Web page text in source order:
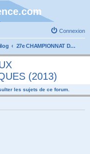
Connexion
27e CHAMPIONNAT DES JEUX MATHEMATIQUES ET LOGIQUES (2013)
(2013)
les sujets de ce forum.